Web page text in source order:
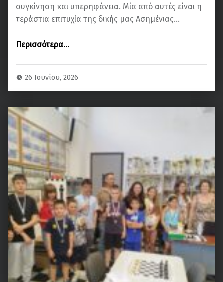
συγκίνηση και υπερηφάνεια. Μία από αυτές είναι η
τεράστια επιτυχία της δικής μας Ασημένιας…
Περισσότερα“Η Ασημένια μας, έκανε… ΜΑΤ και στις Πανελλαδικές!!!”
…
26 Ιουνίου, 2026